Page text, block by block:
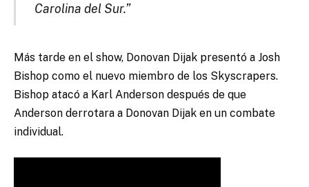
Carolina del Sur.”
Más tarde en el show, Donovan Dijak presentó a Josh
Bishop como el nuevo miembro de los Skyscrapers.
Bishop atacó a Karl Anderson después de que
Anderson derrotara a Donovan Dijak en un combate
individual.